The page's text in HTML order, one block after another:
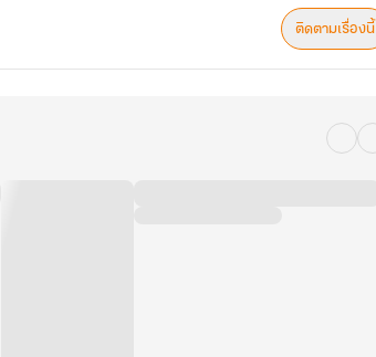
ดสิ่งประดิษฐ์ที่กลืนชีพเพื่อนร่วมเผ่าพันธุ์
ติดตามเรื่องนี้